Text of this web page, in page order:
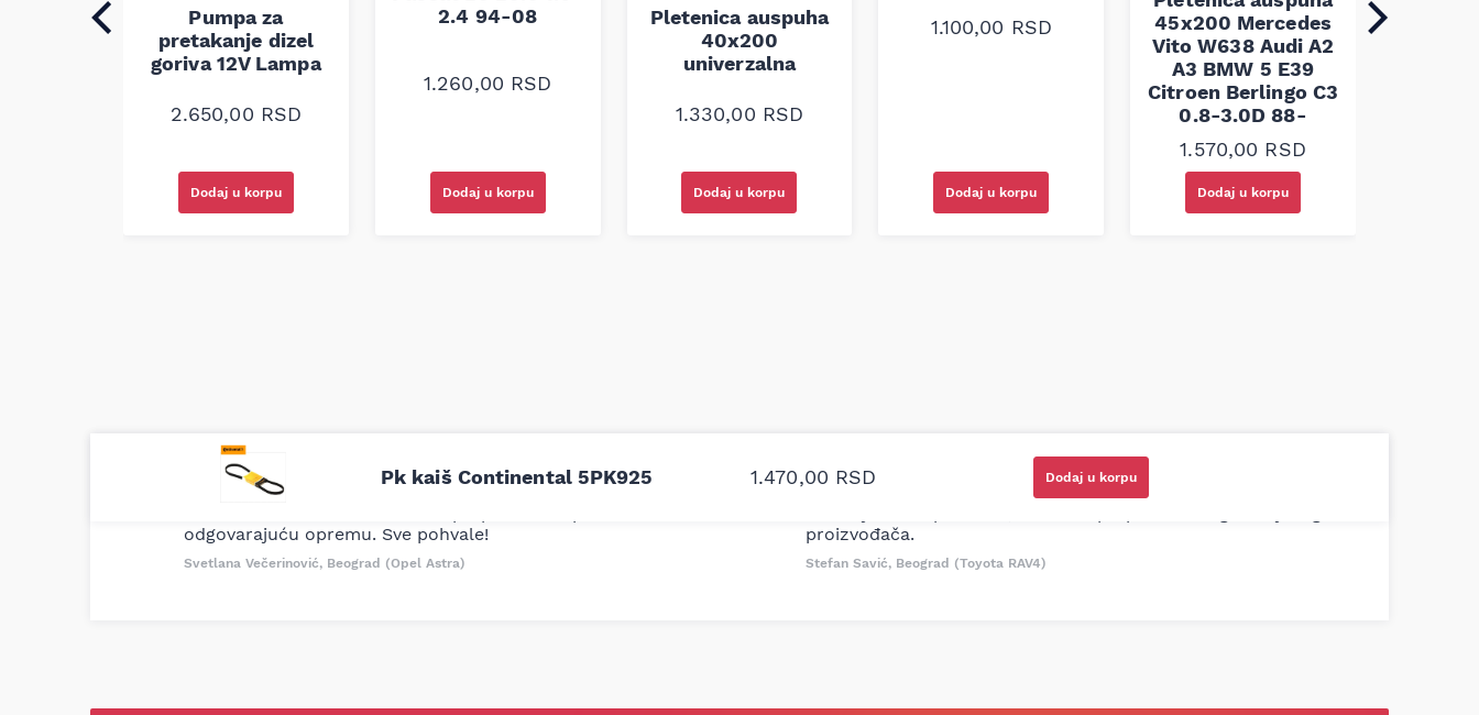
Pumpa za
pretakanje dizel
goriva 12V Lampa
2.650,00 RSD
Dodaj u korpu
2.4 94-08
1.260,00 RSD
Dodaj u korpu
Pletenica auspuha
40x200
univerzalna
1.330,00 RSD
Dodaj u korpu
1.100,00 RSD
Dodaj u korpu
45x200 Mercedes
Vito W638 Audi A2
A3 BMW 5 E39
Citroen Berlingo C3
0.8-3.0D 88-
1.570,00 RSD
Dodaj u korpu
Pk kaiš Continental 5PK925 1.470,00 RSD Dodaj u korpu
Uporedila sam sve moguće online prodavnice auto delova i
definitivno najbolje cene su ovde. Kupila sam više puta auto
odgovarajuću opremu. Sve pohvale!
Svetlana Večerinović, Beograd (Opel Astra)
Odlična usluga i ljubazni prodavci. Nisam bio siguran koji je
tačan naziv i tip kočionog cilindra bio potreban za moju Tojotu,
proizvođača.
Stefan Savić, Beograd (Toyota RAV4)